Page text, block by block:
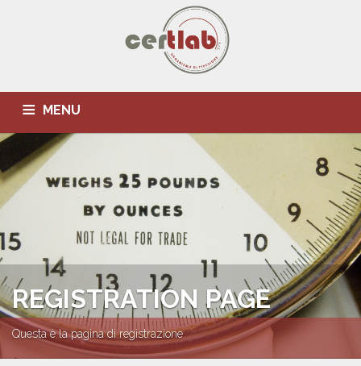
MENU
HOME
DOVE SIAMO CONTATTI REGISTRAZIONE
REGISTRATION PAGE
Questa è la pagina di registrazione